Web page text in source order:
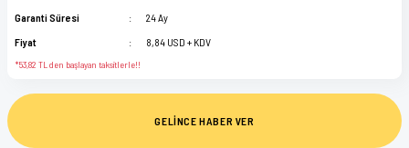
Garanti Süresi
24 Ay
Fiyat
8,84 USD + KDV
*53,82 TL den başlayan taksitlerle!!
GELİNCE HABER VER